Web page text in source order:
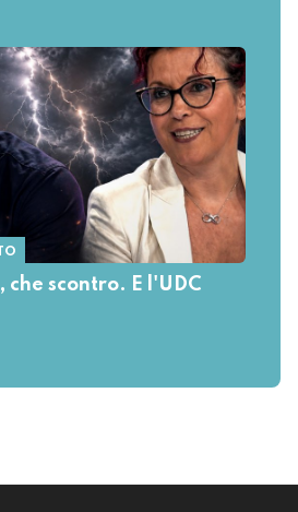
scontro. E l'UDC